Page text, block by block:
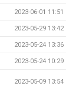
2023-06-01 11:51
2023-05-29 13:42
2023-05-24 13:36
2023-05-24 10:29
2023-05-09 13:54